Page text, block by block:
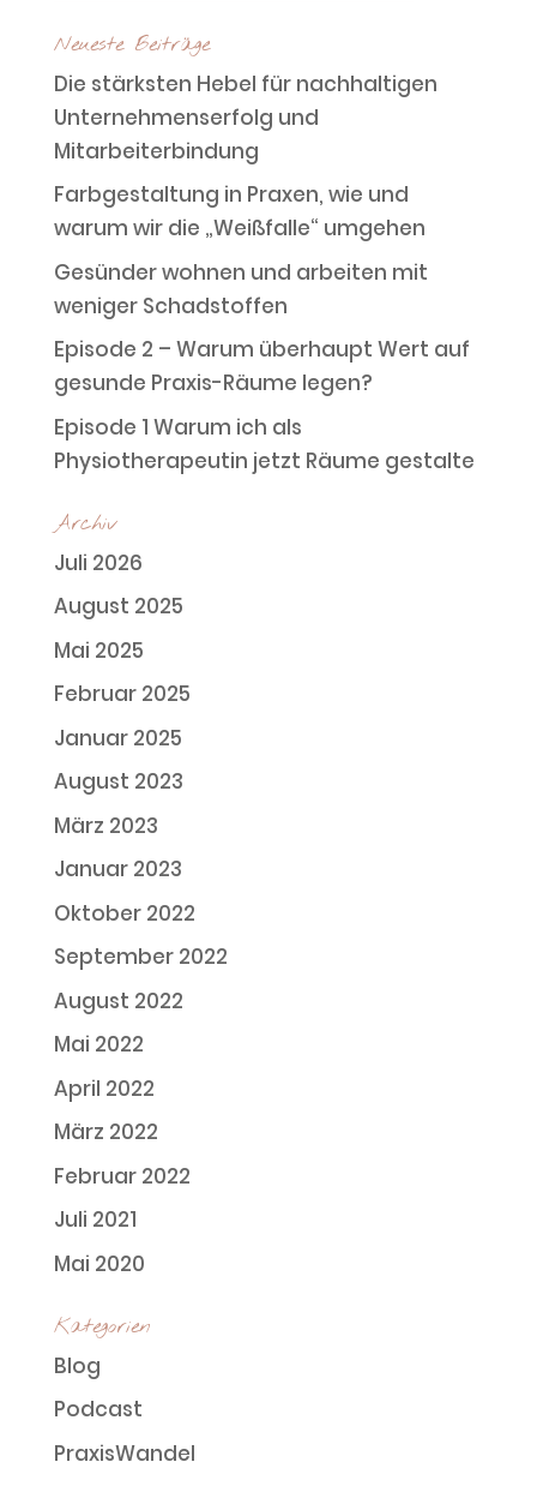
Neueste Beiträge
Die stärksten Hebel für nachhaltigen
Unternehmenserfolg und
Mitarbeiterbindung
Farbgestaltung in Praxen, wie und
warum wir die „Weißfalle“ umgehen
Gesünder wohnen und arbeiten mit
weniger Schadstoffen
Episode 2 – Warum überhaupt Wert auf
gesunde Praxis-Räume legen?
Episode 1 Warum ich als
Physiotherapeutin jetzt Räume gestalte
Archiv
Juli 2026
August 2025
Mai 2025
Februar 2025
Januar 2025
August 2023
März 2023
Januar 2023
Oktober 2022
September 2022
August 2022
Mai 2022
April 2022
März 2022
Februar 2022
Juli 2021
Mai 2020
Kategorien
Blog
Podcast
PraxisWandel